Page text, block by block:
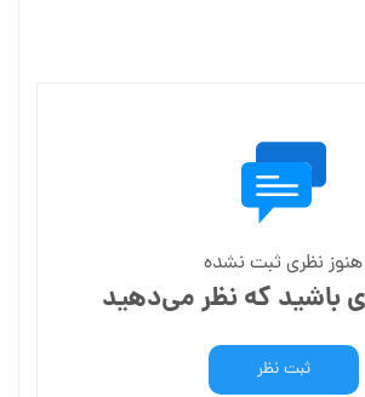
هنوز نظری ثبت نشده
باشید که نظر می‌دهید
ثبت نظر